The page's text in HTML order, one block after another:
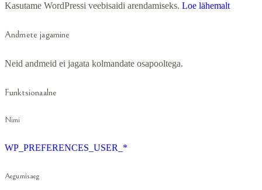
Kasutame WordPressi veebisaidi arendamiseks. Loe lähemalt
Andmete jagamine
Neid andmeid ei jagata kolmandate osapooltega.
Funktsionaalne
Nimi
WP_PREFERENCES_USER_*
Aegumisaeg